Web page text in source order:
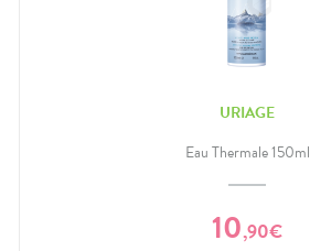
URIAGE
Eau Thermale 150ml
10,90€